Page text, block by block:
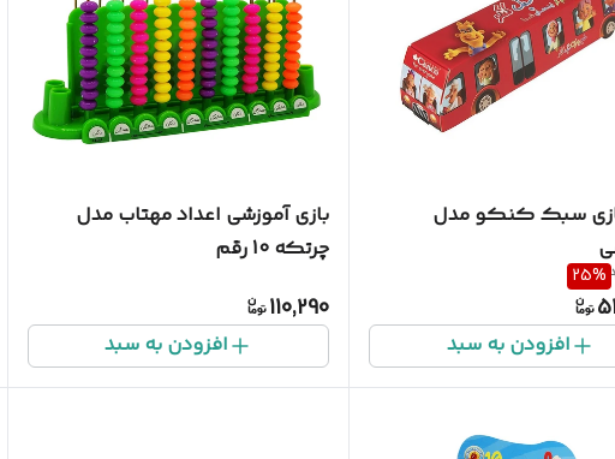
سبک کنکو مدل
25%
افزودن به سبد
بازی آموزشی اعداد مهتاب مدل
چرتکه 10 رقم
110,290
افزودن به سبد